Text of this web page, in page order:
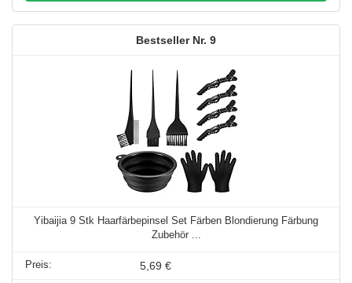
9
Yibaijia 9 Stk Haarfärbepinsel Set Färben Blondierung Färbung
Zubehör ...
5,69 €